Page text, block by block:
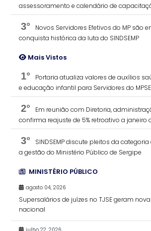
assessoramento e calendário de
3°
Novos Servidores Efetivos do MP são
conquista histórica da luta do SINDSEMP
Mais Vistos
1°
Portaria atualiza valores de auxílios
e educação infantil para Servidores do MPSE
2°
Em reunião com Diretoria,
confirma reajuste de 5% retroativo a janeiro
3°
SINDSEMP discute pleitos da
a gestão do Ministério Público de Sergipe
MINISTÉRIO PÚBLICO
agosto 04, 2026
Supersalários de juízes no TJSE geram
nacional